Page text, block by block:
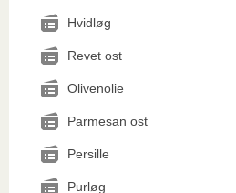
Hvidløg
Revet ost
Olivenolie
Parmesan ost
Persille
Purløg